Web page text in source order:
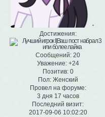
Достижения:
Сообщений: 20
Уважение: +24
Позитив: 0
Пол:Женский
Провел на форуме:
3 дня 17 часов
Последний визит:
2017-09-06 10:02:20